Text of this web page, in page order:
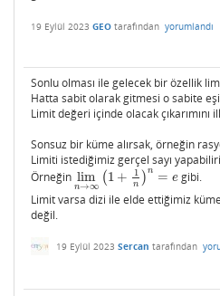
19 Eylül 2023 GEO tarafından yorumlandı
Sonlu olması ile gelecek bir özellik
Hatta sabit olarak gitmesi o sabite
Limit değeri içinde olacak çıkarımını
Sonsuz bir küme alırsak, örneğin
Limiti istediğimiz gerçel sayı
Örneğin lim
n→∞
(1 + 1
n )n = e
limn →∞ 1+ 1n )n =e
gibi.
Limit varsa dizi ile elde ettiğimiz
değil.
19 Eylül 2023 Sercan tarafından